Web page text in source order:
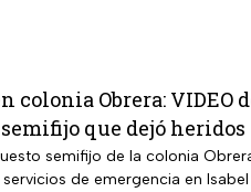
colonia Obrera: VIDEO
que dejó heridos
semifijo de la colonia
de emergencia en